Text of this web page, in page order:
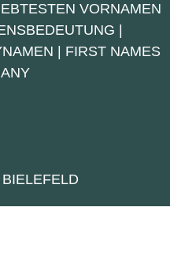
VORNAMEN
FIRST NAMES